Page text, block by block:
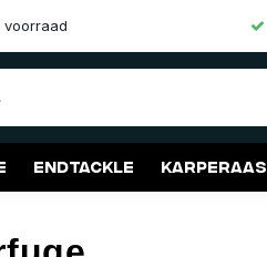
voorraad
Endtackle Karperaas